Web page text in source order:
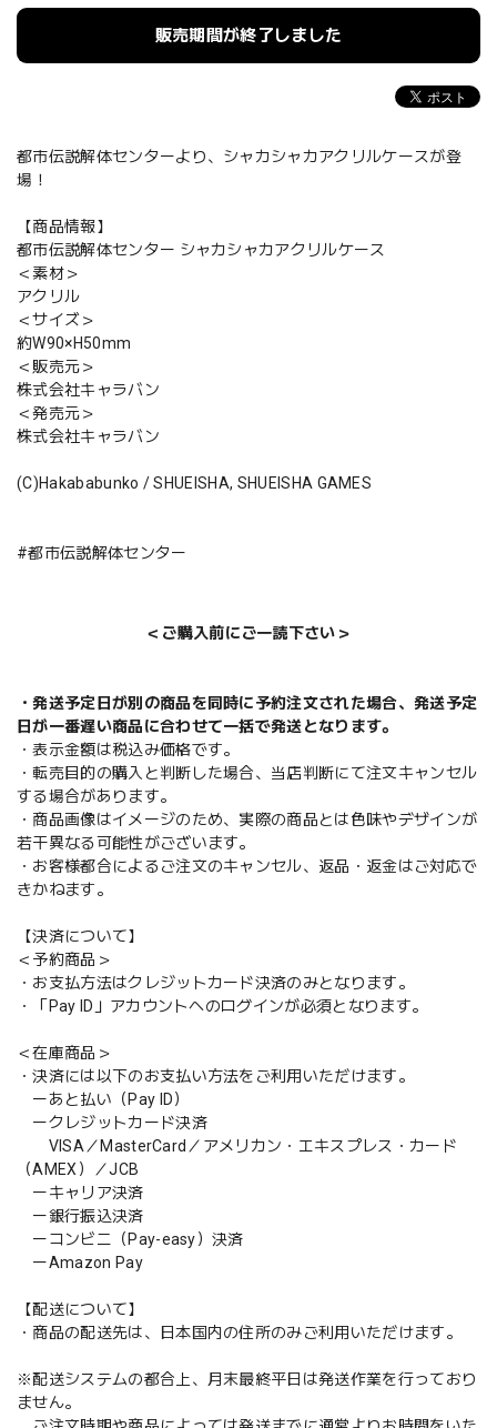
販売期間が終了しました
都市伝説解体センターより、シャカシャカアクリルケースが登
場！
【商品情報】
都市伝説解体センター シャカシャカアクリルケース
＜素材＞
アクリル
＜サイズ＞
約W90×H50mm
＜販売元＞
株式会社キャラバン
＜発売元＞
株式会社キャラバン
(C)Hakababunko / SHUEISHA, SHUEISHA GAMES
#都市伝説解体センター
＜ご購入前にご一読下さい＞
・発送予定日が別の商品を同時に予約注文された場合、発送予定
日が一番遅い商品に合わせて一括で発送となります。
・表示金額は税込み価格です。
・転売目的の購入と判断した場合、当店判断にて注文キャンセル
する場合があります。
・商品画像はイメージのため、実際の商品とは色味やデザインが
若干異なる可能性がございます。
・お客様都合によるご注文のキャンセル、返品・返金はご対応で
きかねます。
【決済について】
＜予約商品＞
・お支払方法はクレジットカード決済のみとなります。
・「Pay ID」アカウントへのログインが必須となります。
＜在庫商品＞
・決済には以下のお支払い方法をご利用いただけます。
ーあと払い（Pay ID）
ークレジットカード決済
VISA／MasterCard／アメリカン・エキスプレス・カード
（AMEX）／JCB
ーキャリア決済
ー銀行振込決済
ーコンビニ（Pay-easy）決済
ーAmazon Pay
【配送について】
・商品の配送先は、日本国内の住所のみご利用いただけます。
※配送システムの都合上、月末最終平日は発送作業を行っており
ません。